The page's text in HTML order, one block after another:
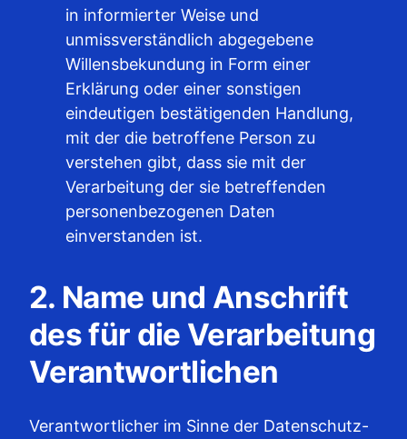
in informierter Weise und
unmissverständlich abgegebene
Willensbekundung in Form einer
Erklärung oder einer sonstigen
eindeutigen bestätigenden Handlung,
mit der die betroffene Person zu
verstehen gibt, dass sie mit der
Verarbeitung der sie betreffenden
personenbezogenen Daten
einverstanden ist.
2. Name und Anschrift
des für die Verarbeitung
Verantwortlichen
Verantwortlicher im Sinne der Datenschutz-